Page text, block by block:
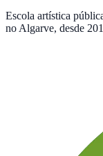
Escola artística
no Algarve, desde